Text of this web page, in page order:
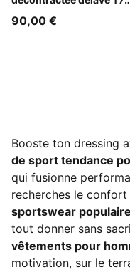
Unisexe
90,00 €
Booste ton dressing
de sport tendance
qui fusionne
recherches le
sportswear
tout donner sans
vêtements pour
motivation, sur le